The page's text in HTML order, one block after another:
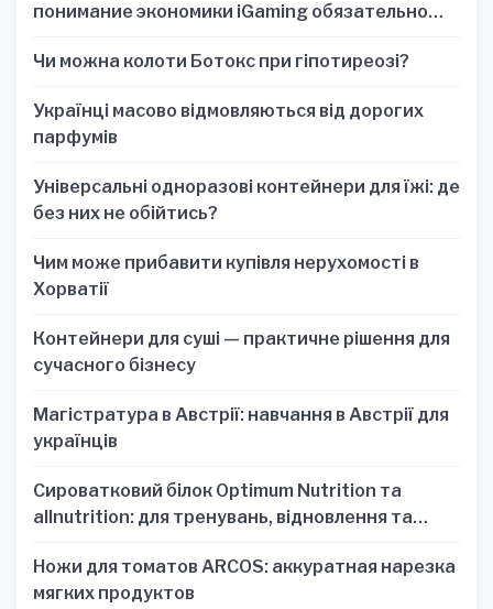
понимание экономики iGaming обязательно
Чи можна колоти Ботокс при гіпотиреозі?
Українці масово відмовляються від дорогих
парфумів
Універсальні одноразові контейнери для їжі: де
без них не обійтись?
Чим може прибавити купівля нерухомості в
Хорватії
Контейнери для суші — практичне рішення для
сучасного бізнесу
Магістратура в Австрії: навчання в Австрії для
українців
Сироватковий білок Optimum Nutrition та
allnutrition: для тренувань, відновлення та
Ножи для томатов ARCOS: аккуратная нарезка
мягких продуктов